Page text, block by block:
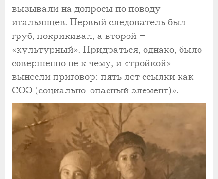
вызывали на допросы по поводу
итальянцев. Первый следователь был
груб, покрикивал, а второй –
«культурный». Придраться, однако, было
совершенно не к чему, и «тройкой»
вынесли приговор: пять лет ссылки как
СОЭ (социально-опасный элемент)».